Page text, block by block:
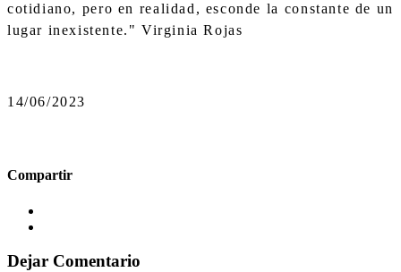
cotidiano, pero en realidad, esconde la constante de un
lugar inexistente." Virginia Rojas
14/06/2023
Compartir
Dejar Comentario